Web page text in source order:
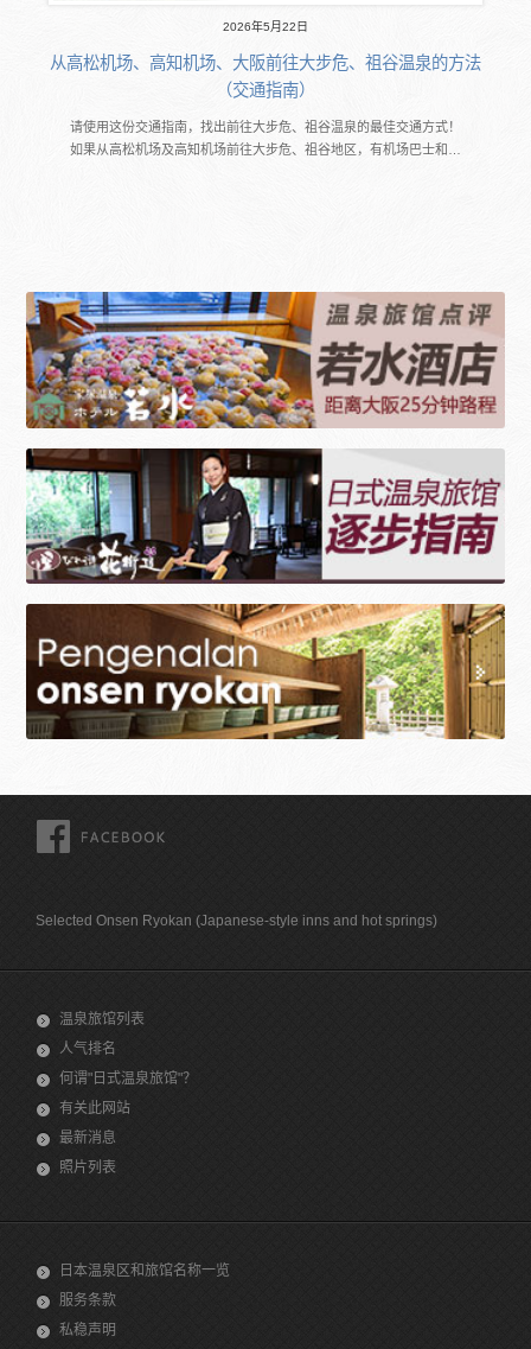
2026年5月22日
从高松机场、高知机场、大阪前往大步危、祖谷温泉的方法
（交通指南）
请使用这份交通指南，找出前往大步危、祖谷温泉的最佳交通方式！
如果从高松机场及高知机场前往大步危、祖谷地区，有机场巴士和…
Selected Onsen Ryokan (Japanese-style inns and hot springs)
温泉旅馆列表
人气排名
何谓"日式温泉旅馆"？
有关此网站
最新消息
照片列表
日本温泉区和旅馆名称一览
服务条款
私稳声明